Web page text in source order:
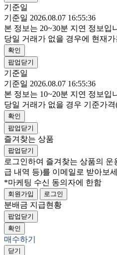
기준일
기준일 2026.08.07 16:55:36
본 정보는 20~30분 지연 정보입
당일 거래가 없을 경우에 현재
확인
팝업닫기
기준일
기준일 2026.08.07 16:55:36
본 정보는 10~20분 지연 정보입
당일 거래가 없을 경우 기준가
확인
팝업닫기
즐겨찾는 상품
팝업닫기
로그인하여 즐겨찾는 상품의 운
급 내역 등)를 이메일로 받아보
*마케팅 수신 동의자에 한함
회원가입 로그인
분배금 지급현황
팝업닫기
확인
매수하기
닫기